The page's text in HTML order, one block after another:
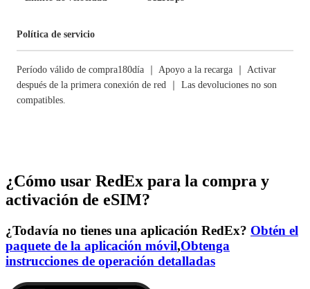
Política de servicio
Período válido de compra180día ｜ Apoyo a la recarga ｜ Activar
después de la primera conexión de red ｜ Las devoluciones no son
compatibles.
¿Cómo usar RedEx para la compra y
activación de eSIM?
¿Todavía no tienes una aplicación RedEx? Obtén el
paquete de la aplicación móvil,Obtenga
instrucciones de operación detalladas